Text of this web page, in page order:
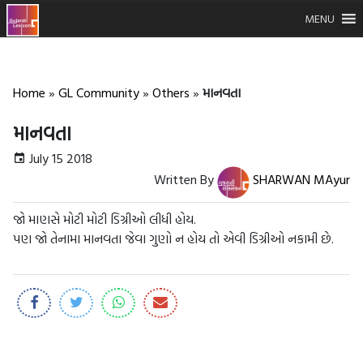
MENU
Home » GL Community» Others » માનવતા
માનવતા
July 15 2018
Written By
SHARWAN MAyur
જો માણસે મોટી મોટી ડિગ્રીઓ લીધી હોય.
પણ જો તેનામા માનવતા જેવા ગુણો ન હોય તો એવી ડિગ્રીઓ નકામી છે.